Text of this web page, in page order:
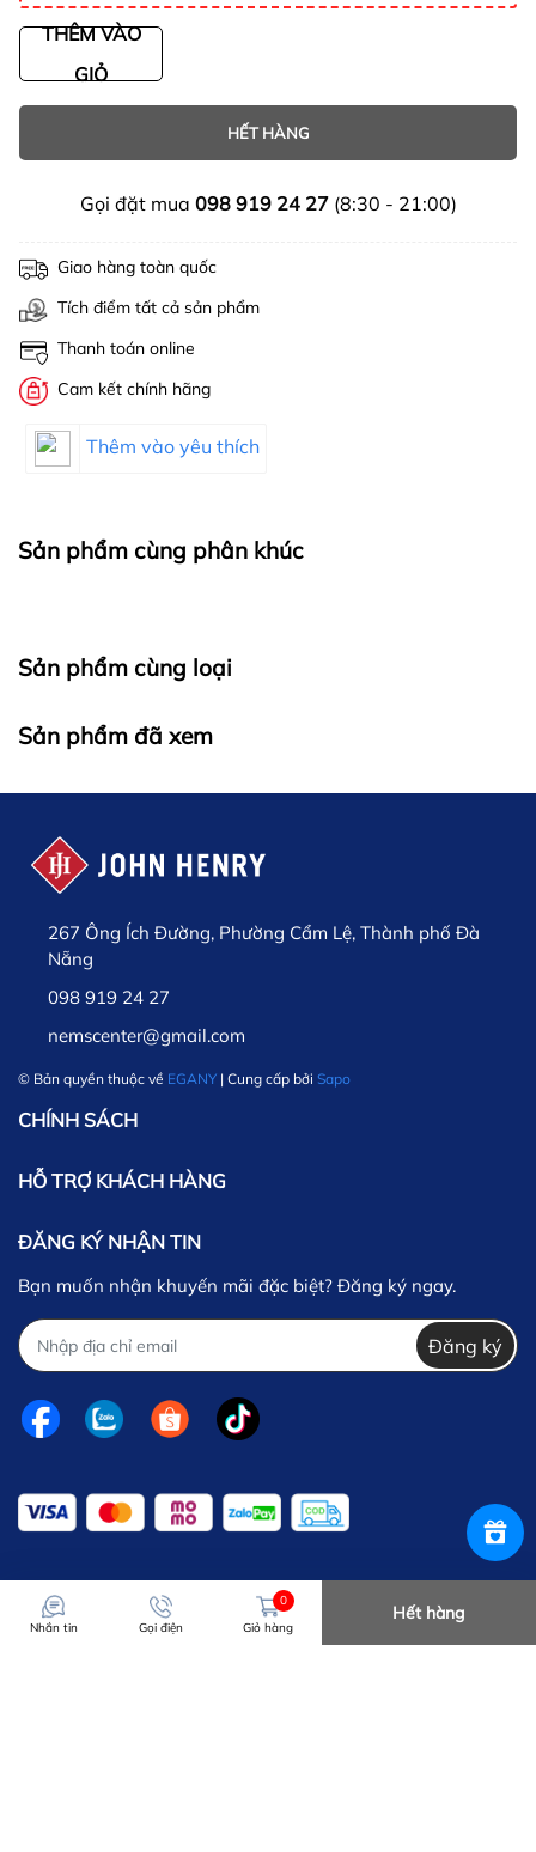
THÊM VÀO
GIỎ
HẾT HÀNG
Gọi đặt mua 098 919 24 27(8:30 - 21:00)
Giao hàng toàn quốc
Tích điểm tất cả sản phẩm
Thanh toán online
Cam kết chính hãng
Thêm vào yêu thích
Sản phẩm cùng phân khúc
Sản phẩm cùng loại
Sản phẩm đã xem
267 Ông Ích Đường, Phường Cẩm Lệ, Thành phố Đà
Nẵng
098 919 24 27
nemscenter@gmail.com
© Bản quyền thuộc về EGANY | Cung cấp bởi Sapo
CHÍNH SÁCH
HỖ TRỢ KHÁCH HÀNG
ĐĂNG KÝ NHẬN TIN
Bạn muốn nhận khuyến mãi đặc biệt? Đăng ký ngay.
Đăng ký
Nhắn tin Gọi điện
0
Giỏ hàng
Hết hàng